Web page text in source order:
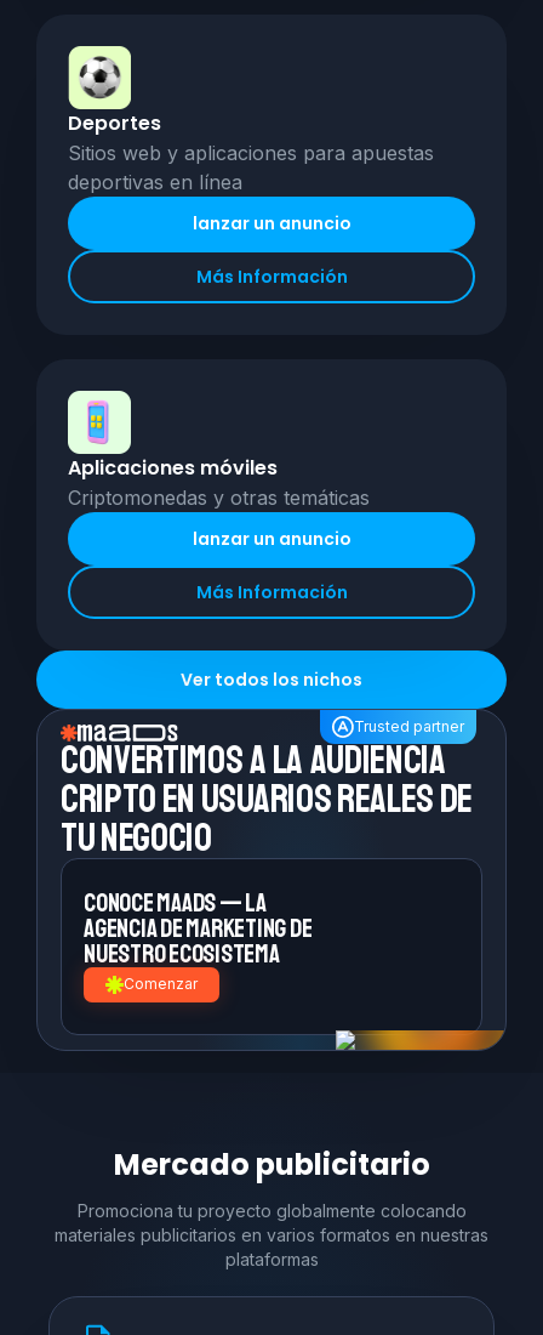
Deportes
Sitios web y aplicaciones para apuestas
deportivas en línea
lanzar un anuncio
Más Información
Aplicaciones móviles
Criptomonedas y otras temáticas
lanzar un anuncio
Más Información
Ver todos los nichos
Trusted partner
Convertimos a laaudiencia
cripto en usuarios reales de
tu negocio
Conoce MAADS — la
agencia demarketing de
nuestro ecosistema
Comenzar
Mercado publicitario
Promociona tu proyecto globalmente colocando
materiales publicitarios en varios formatos en nuestras
plataformas